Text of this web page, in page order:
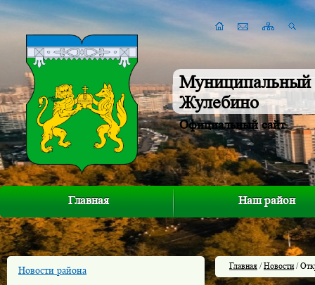
Муниципальный
Жулебино
Официальный сайт
Главная Наш район
Новости района
Главная /Новости/